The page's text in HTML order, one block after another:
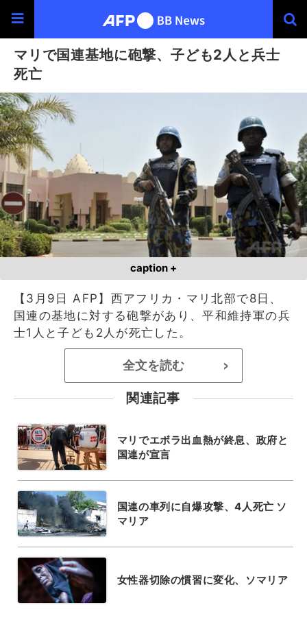
マリで国連基地に砲撃、子ども2人と兵士
死亡
caption +
【3月9日 AFP】西アフリカ・マリ北部で8日、
国連の基地に対する砲撃があり、平和維持軍の兵
士1人と子ども2人が死亡した。
全文を読む >
関連記事
マリでエボラ出血熱が終息、政府と
国連が宣言
国連の車列に自爆攻撃、4人死亡 ソ
マリア
女性器切除の慣習に変化、ソマリア